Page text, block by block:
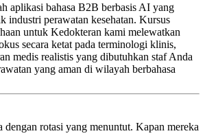
aplikasi bahasa B2B berbasis AI yang
industri perawatan kesehatan. Kursus
untuk Kedokteran kami melewatkan
secara ketat pada terminologi klinis,
medis realistis yang dibutuhkan staf Anda
yang aman di wilayah berbahasa
dengan rotasi yang menuntut. Kapan mereka